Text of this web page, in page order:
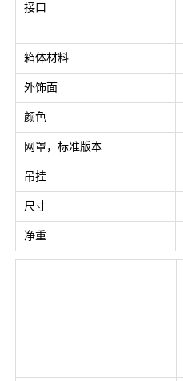
接口
箱体材料
外饰面
颜色
网罩，标准版本
吊挂
尺寸
净重